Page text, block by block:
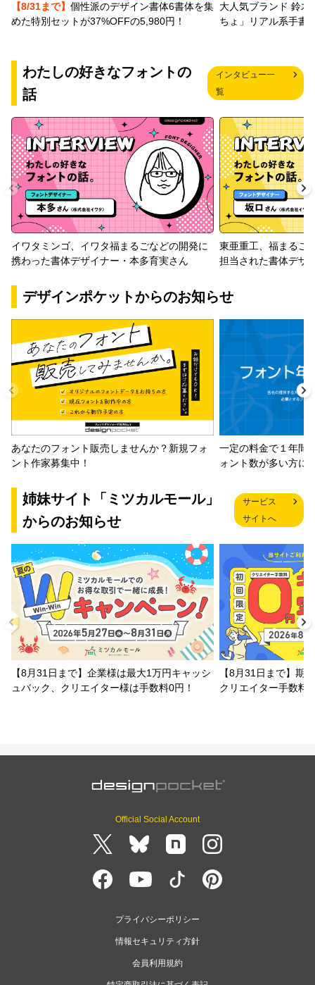
【8/31まで】 個性派のデザイン書体6書体を集
めた特別セットが37%OFFの5,980円！
大人気ブランド 鈴木
ちょ」リアル系手書
わたしの好きなフォントの
話
インタビュー一
覧
イワタミンゴ、イワタ福まるごなどの開発に
携わった書体デザイナー・本多育実さん
東亜重工、福まるご
担当された書体デザ
デザインポケットからのお知らせ
あなたのフォント販売しませんか？新規フォ
ント作家募集中！
一定の料金で１年間
ォント数が多い方に
姉妹サイト「ミツカルモール」
からのお知らせ
サービス
サイトへ
【8月31日まで】企業様は最大1万円キャッシ
ュバック、クリエイター様は手数料0円！
【8月31日まで】期
クリエイター手数料
Official Social Account
プライバシーポリシー
情報セキュリティ方針
会員利用規約